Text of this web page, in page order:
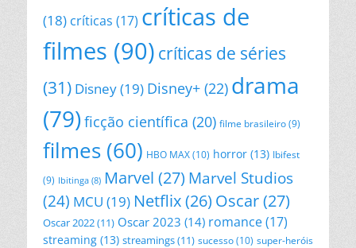
(18) críticas (17) críticas de
filmes (90) críticas de séries
(31) Disney(19) Disney+ (22) drama
(79)ficção científica (20) filme brasileiro (9)
filmes (60) HBO MAX(10) horror (13) Ibifest
(9) Ibitinga (8) Marvel (27) Marvel Studios
(24) MCU (19) Netflix(26) Oscar(27)
Oscar 2022(11) Oscar 2023 (14) romance(17)
streaming (13) streamings(11) sucesso(10) super-heróis